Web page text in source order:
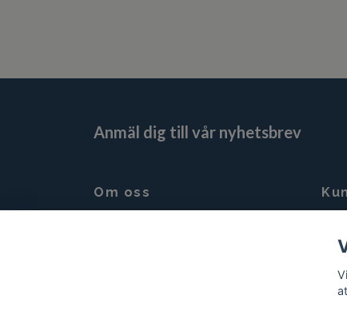
Anmäl dig till vår nyhetsbrev
Om oss